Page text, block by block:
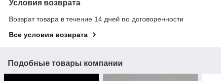
Условия возврата
Возврат товара в течение 14 дней по договоренности
Все условия возврата
Подобные товары компании